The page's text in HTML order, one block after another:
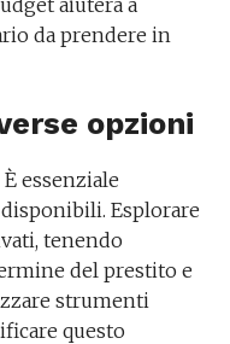
aiuterà a
da prendere in
opzioni
essenziale
Esplorare
tenendo
del prestito e
strumenti
questo